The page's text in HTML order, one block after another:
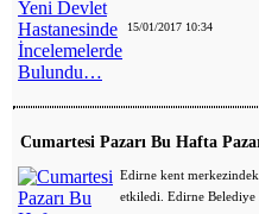
15/01/2017 10:34
Cumartesi Pazarı Bu Hafta
Edirne kent
etkiledi. Edirne Belediye